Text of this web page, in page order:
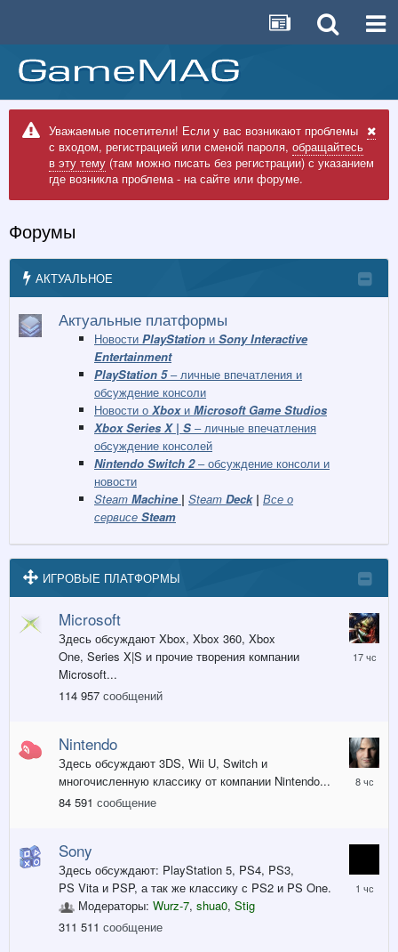
Уважаемые посетители! Если у вас возникают проблемы
с входом, регистрацией или сменой пароля, обращайтесь
в эту тему (там можно писать без регистрации) с указанием
где возникла проблема - на сайте или форуме.
Форумы
АКТУАЛЬНОЕ
Актуальные платформы
Новости PlayStation и Sony Interactive
Entertainment
PlayStation 5– личные впечатления и
обсуждение консоли
Новости о Xboxи Microsoft Game Studios
Xbox Series X | S – личные впечатления
обсуждение консолей
Nintendo Switch 2– обсуждение консоли и
новости
Steam Machine | Steam Deck| Все о
сервисе Steam
ИГРОВЫЕ ПЛАТФОРМЫ
Microsoft
Здесь обсуждают Xbox, Xbox 360, Xbox
One, Series X|S и прочие творения компании
Microsoft...
114 957 сообщений
17
часов
Nintendo
Здесь обсуждают 3DS, Wii U, Switch и
многочисленную классику от компании Nintendo...
84 591 сообщение
часов
Sony
Здесь обсуждают: PlayStation 5, PS4, PS3,
PS Vita и PSP, а так же классику с PS2 и PS One.
Модераторы: Wurz-7, shua0, Stig
311 511 сообщение
час